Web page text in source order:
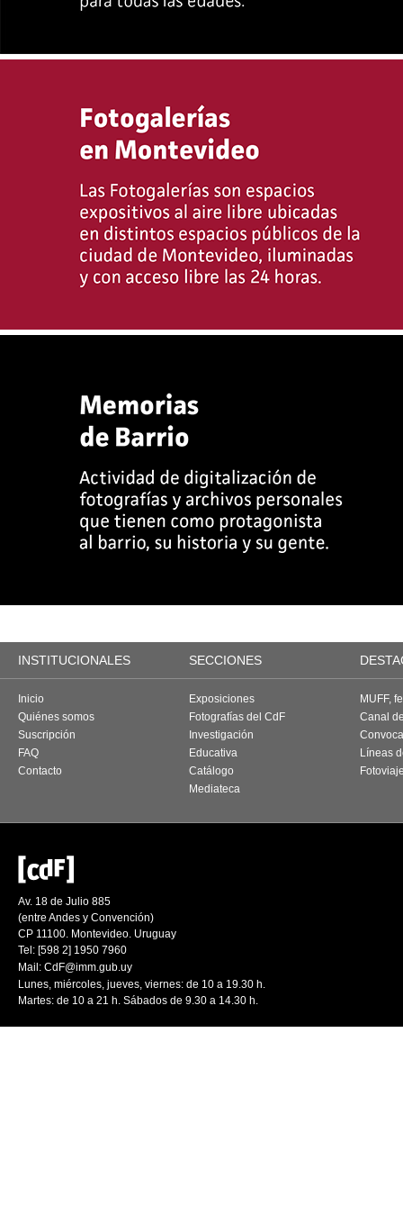
INSTITUCIONALES SECCIONES
Inicio
Quiénes somos
Suscripción
FAQ
Contacto
Exposiciones
Fotografías del CdF
Investigación
Educativa
Catálogo
Mediateca
MUFF,
Canal
Líneas
Av. 18 de Julio 885
(entre Andes y Convención)
CP 11100. Montevideo. Uruguay
Tel: [598 2] 1950 7960
Mail: CdF@imm.gub.uy
Lunes, miércoles, jueves, viernes: de 10 a 19.30 h.
Martes: de 10 a 21 h. Sábados de 9.30 a 14.30 h.